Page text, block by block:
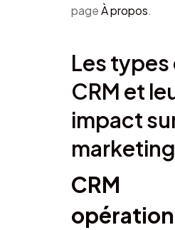
pageÀ propos.
Les types
CRM et
impact
CRM